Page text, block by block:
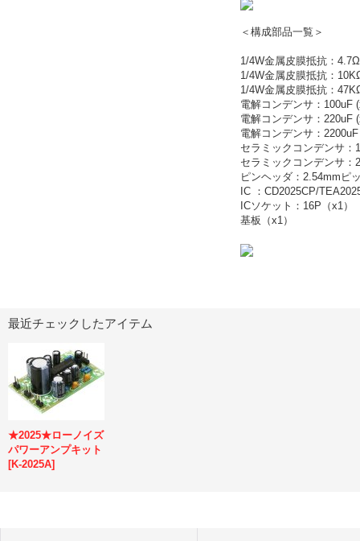
＜構成部品一覧＞
1/4W金属皮膜抵抗：
1/4W金属皮膜抵抗：
1/4W金属皮膜抵抗：
電解コンデンサ：100uF
電解コンデンサ：220uF
電解コンデンサ：
セラミックコンデンサ：
セラミックコンデンサ：
ピンヘッダ：2.54mmピ
IC ：CD2025CP/
ICソケット：16P（x1）
基板（x1）
最近チェックしたアイテム
★2025★ローノイズ
パワーアンプキット
[K-2025A]